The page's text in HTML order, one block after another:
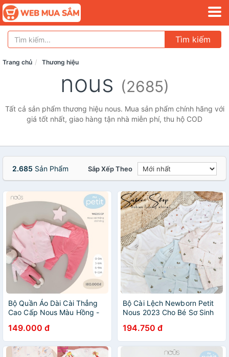
Tìm kiếm
Trang chủ Thương hiệu
nous (2685)
Tất cả sản phẩm thương hiệu nous. Mua sản phẩm chính hãng với
giá tốt nhất, giao hàng tận nhà miễn phí, thu hộ COD
2.685 Sản Phẩm Sắp Xếp Theo
Bộ Quần Áo Dài Cài Thẳng
Cao Cấp Nous Màu Hồng -
3-12M)
149.000 đ
Bộ Cài Lệch Newborn Petit
Nous 2023 Cho Bé Sơ Sinh
194.750 đ